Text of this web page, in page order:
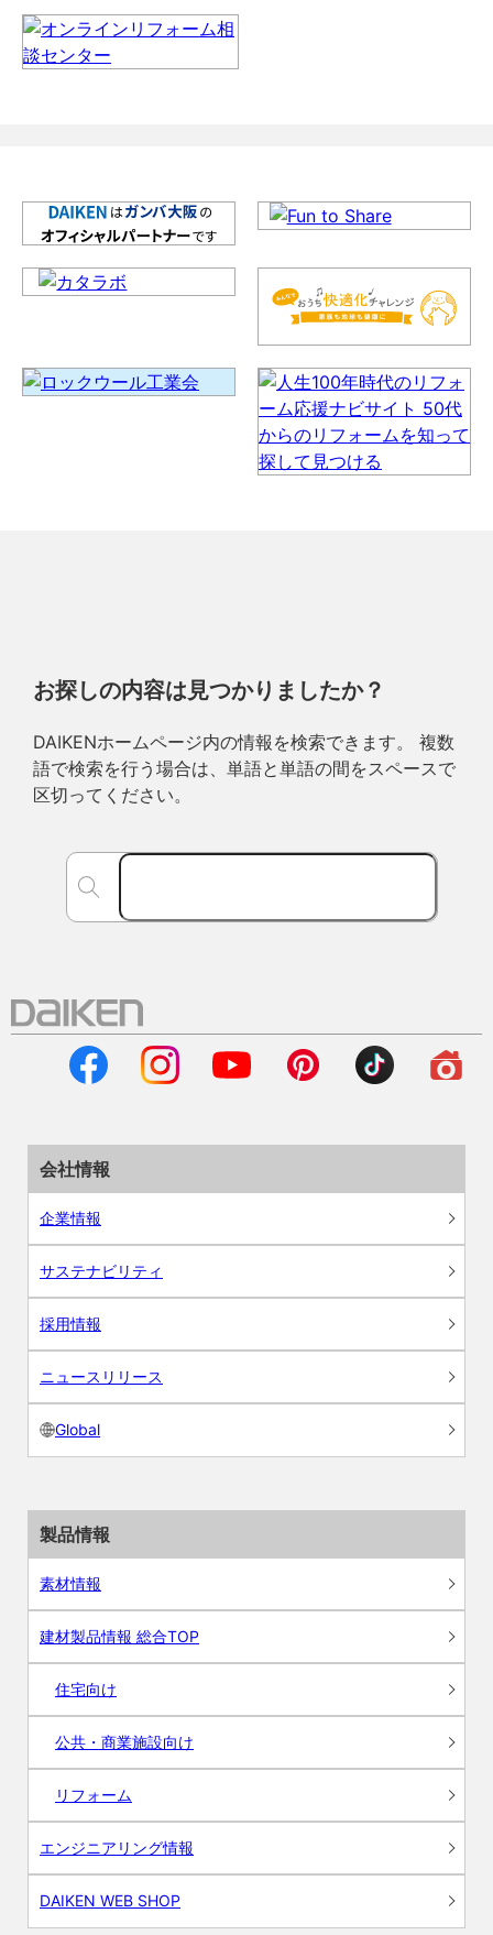
お探しの内容は見つかりましたか？
DAIKENホームページ内の情報を検索できます。 複数
語で検索を行う場合は、単語と単語の間をスペースで
区切ってください。
会社情報
企業情報
サステナビリティ
採用情報
ニュースリリース
Global
製品情報
素材情報
建材製品情報 総合TOP
住宅向け
公共・商業施設向け
リフォーム
エンジニアリング情報
DAIKEN WEB SHOP